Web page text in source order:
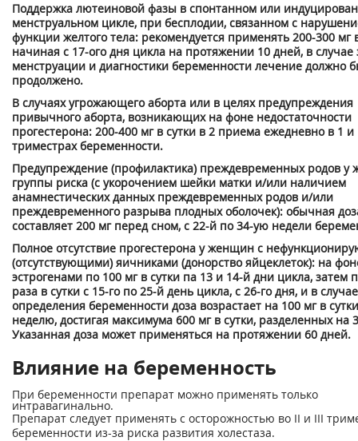
Поддержка лютеиновой фазы в спонтанном или
менструальном цикле, при бесплодии, связанном с
функции желтого тела: рекомендуется применять 200-300 мг
начиная с 17-ого дня цикла на протяжении 10 дней, в случае
менструации и диагностики беременности лечение должно
продолжено.
В случаях угрожающего аборта или в целях предупреждения
привычного аборта, возникающих на фоне недостаточности
прогестерона: 200-400 мг в сутки в 2 приема ежедневно в 1 и
триместрах беременности.
Предупреждение (профилактика) преждевременных родов у
группы риска (с укорочением шейки матки и/или наличием
анамнестических данных преждевременных родов и/или
преждевременного разрыва плодных оболочек): обычная
составляет 200 мг перед сном, с 22-й по 34-ую недели
Полное отсутствие прогестерона у женщин с
(отсутствующими) яичниками (донорство яйцеклеток): на
эстрогенами по 100 мг в сутки па 13 и 14-й дни цикла, затем
раза в сутки с 15-го по 25-й день цикла, с 26-го дня, и в случае
определения беременности доза возрастает на 100 мг в
неделю, достигая максимума 600 мг в сутки, разделенных на
Указанная доза может применяться на протяжении 60 дней.
Влияние на беременность
При беременности препарат можно применять только
интравагинально.
Препарат следует применять с осторожностью во II и III
беременности из-за риска развития холестаза.